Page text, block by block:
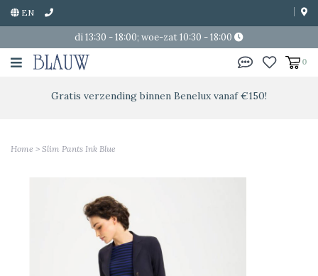
EN
di 13:30 - 18:00; woe-zat 10:30 - 18:00
0
Gratis verzending binnen Benelux vanaf €150!
Home > Slim Pants Ink Blue